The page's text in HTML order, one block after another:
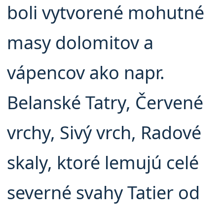
boli vytvorené mohutné
masy dolomitov a
vápencov ako napr.
Belanské Tatry, Červené
vrchy, Sivý vrch, Radové
skaly, ktoré lemujú celé
severné svahy Tatier od